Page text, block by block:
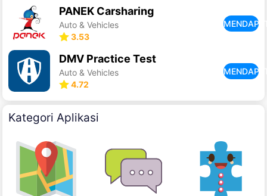
PANEK Carsharing
Auto & Vehicles
3.53
DMV Practice Test
Auto & Vehicles
4.72
Kategori Aplikasi